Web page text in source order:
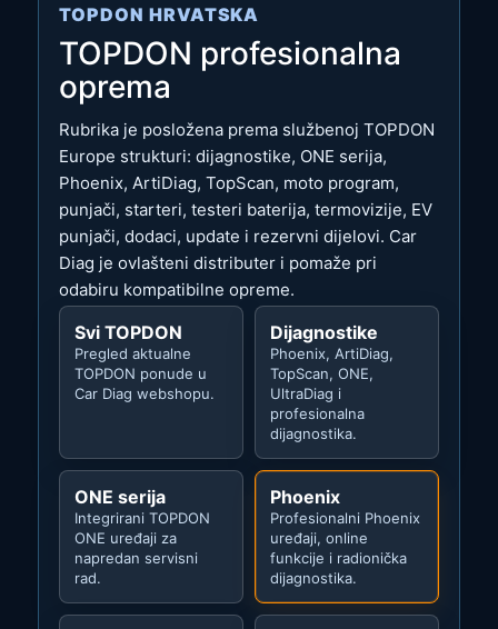
TOPDON HRVATSKA
TOPDON profesionalna
oprema
Rubrika je posložena prema službenoj TOPDON
Europe strukturi: dijagnostike, ONE serija,
Phoenix, ArtiDiag, TopScan, moto program,
punjači, starteri, testeri baterija, termovizije, EV
punjači, dodaci, update i rezervni dijelovi. Car
Diag je ovlašteni distributer i pomaže pri
odabiru kompatibilne opreme.
Svi TOPDON
Pregled aktualne
TOPDON ponude u
Car Diag webshopu.
Dijagnostike
Phoenix, ArtiDiag,
TopScan, ONE,
UltraDiag i
profesionalna
dijagnostika.
ONE serija
Integrirani TOPDON
ONE uređaji za
napredan servisni
rad.
Phoenix
Profesionalni Phoenix
uređaji, online
funkcije i radionička
dijagnostika.